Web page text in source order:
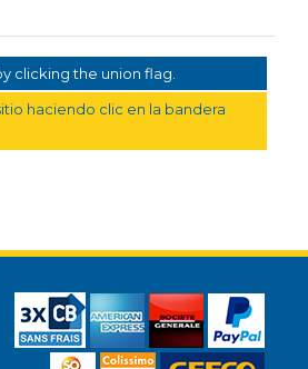
clicking the union flag.
haciendo clic en la bandera